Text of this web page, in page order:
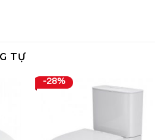
TỰ
-28%